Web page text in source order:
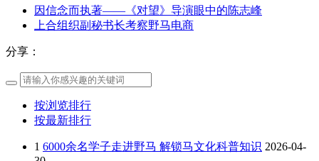
因信念而执著——《对望》导演眼中的陈志峰
上合组织副秘书长考察野马电商
分享：
按浏览排行
按最新排行
1 6000余名学子走进野马 解锁马文化科普知识 2026-04-